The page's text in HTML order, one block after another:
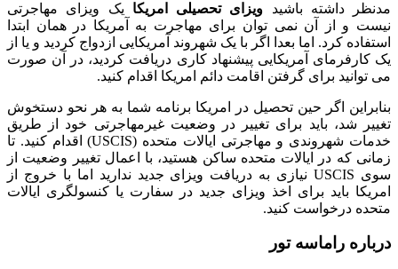
مدنظر داشته باشید ویزای تحصیلی امریکا یک ویزای مهاجرتی
نیست و از آن نمی توان برای مهاجرت به آمریکا در همان ابتدا
استفاده کرد. اما بعدا اگر با یک شهروند آمریکایی ازدواج کردید و یا از
یک کارفرمای آمریکایی پیشنهاد کاری دریافت کردید، در آن صورت
می توانید برای گرفتن اقامت دائم امریکا اقدام کنید.
بنابراین اگر حین تحصیل در امریکا برنامه شما به هر نحو دستخوش
تغییر شد، باید برای تغییر در وضعیت غیرمهاجرتی خود از طریق
خدمات شهروندی و مهاجرتی ایالات متحده (USCIS) اقدام کنید. تا
زمانی که در ایالات متحده ساکن هستید، با اعمال تغییر وضعیت از
سوی USCIS نیازی به دریافت ویزای جدید ندارید اما با خروج از
امریکا باید برای اخذ ویزای جدید در سفارت یا کنسولگری ایالات
متحده درخواست کنید.
درباره راماسه تور